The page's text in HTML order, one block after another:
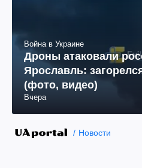
Война в Украине
Дроны атаковали
Ярославль:
(фото, видео)
Вчера
Новости